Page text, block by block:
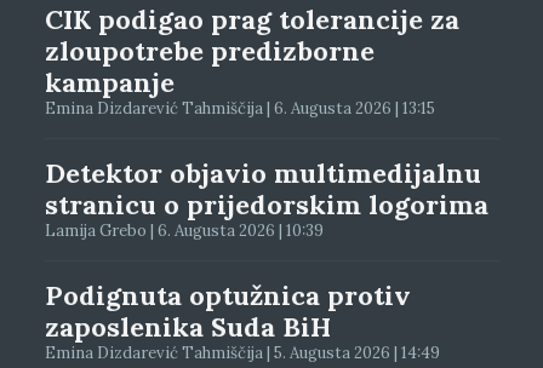
CIK podigao prag tolerancije za
zloupotrebe predizborne
kampanje
Emina Dizdarević Tahmiščija | 6. Augusta 2026 | 13:15
Detektor objavio multimedijalnu
stranicu o prijedorskim logorima
Lamija Grebo | 6. Augusta 2026 | 10:39
Podignuta optužnica protiv
zaposlenika Suda BiH
Emina Dizdarević Tahmiščija | 5. Augusta 2026 | 14:49